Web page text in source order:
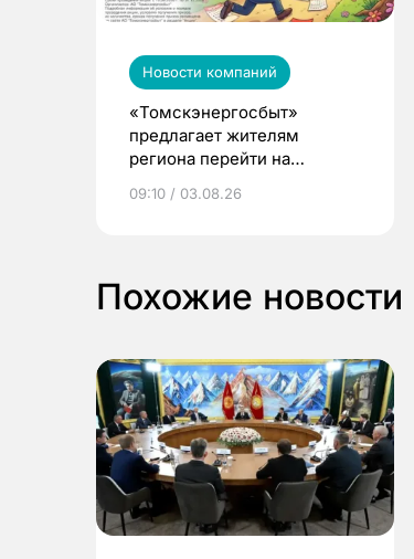
Новости компаний
«Томскэнергосбыт»
предлагает жителям
региона перейти на
выиграть призы
09:10 / 03.08.26
Похожие новости